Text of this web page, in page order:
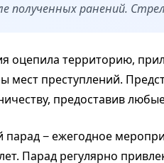
полученных ранений.
оцепила территорию,
мест преступлений.
предоставив
− ежегодное
Парад регулярно